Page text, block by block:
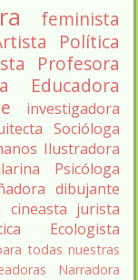
feminista
Política
Profesora
Educadora
investigadora
Socióloga
Ilustradora
Psicóloga
dibujante
cineasta jurista
Ecologista
todas nuestras
Narradora